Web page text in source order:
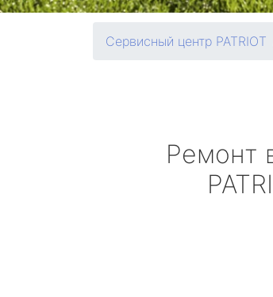
Сервисный центр PATRIOT
Ремонт